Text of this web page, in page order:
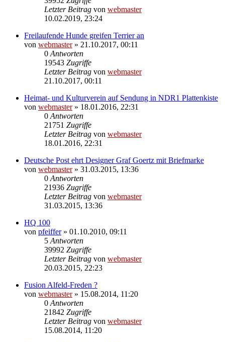
Letzter Beitrag von webmaster
10.02.2019, 23:24
Freilaufende Hunde greifen Terrier an
von webmaster» 21.10.2017, 00:11
0 Antworten
19543 Zugriffe
Letzter Beitrag von webmaster
21.10.2017, 00:11
Heimat- und Kulturverein auf Sendung in NDR1 Plattenkiste
von webmaster» 18.01.2016, 22:31
0 Antworten
21751 Zugriffe
Letzter Beitrag von webmaster
18.01.2016, 22:31
Deutsche Post ehrt Designer Graf Goertz mit Briefmarke
von webmaster» 31.03.2015, 13:36
0 Antworten
21936 Zugriffe
Letzter Beitrag von webmaster
31.03.2015, 13:36
HQ 100
von pfeiffer» 01.10.2010, 09:11
5 Antworten
39992 Zugriffe
Letzter Beitrag von webmaster
20.03.2015, 22:23
Fusion Alfeld-Freden ?
von webmaster» 15.08.2014, 11:20
0 Antworten
21842 Zugriffe
Letzter Beitrag von webmaster
15.08.2014, 11:20